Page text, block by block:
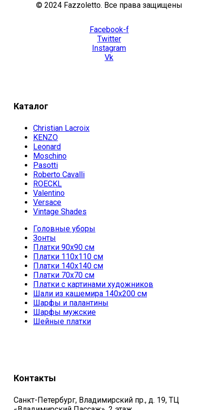
© 2024 Fazzoletto. Все права защищены
Facebook-f
Twitter
Instagram
Vk
Каталог
Christian Lacroix
KENZO
Leonard
Moschino
Pasotti
Roberto Cavalli
ROECKL
Valentino
Versace
Vintage Shades
Головные уборы
Зонты
Платки 90х90 см
Платки 110х110 см
Платки 140х140 см
Платки 70х70 см
Платки с картинами художников
Шали из кашемира 140х200 см
Шарфы и палантины
Шарфы мужские
Шейные платки
Контакты
Санкт-Петербург, Владимирский пр., д. 19, ТЦ